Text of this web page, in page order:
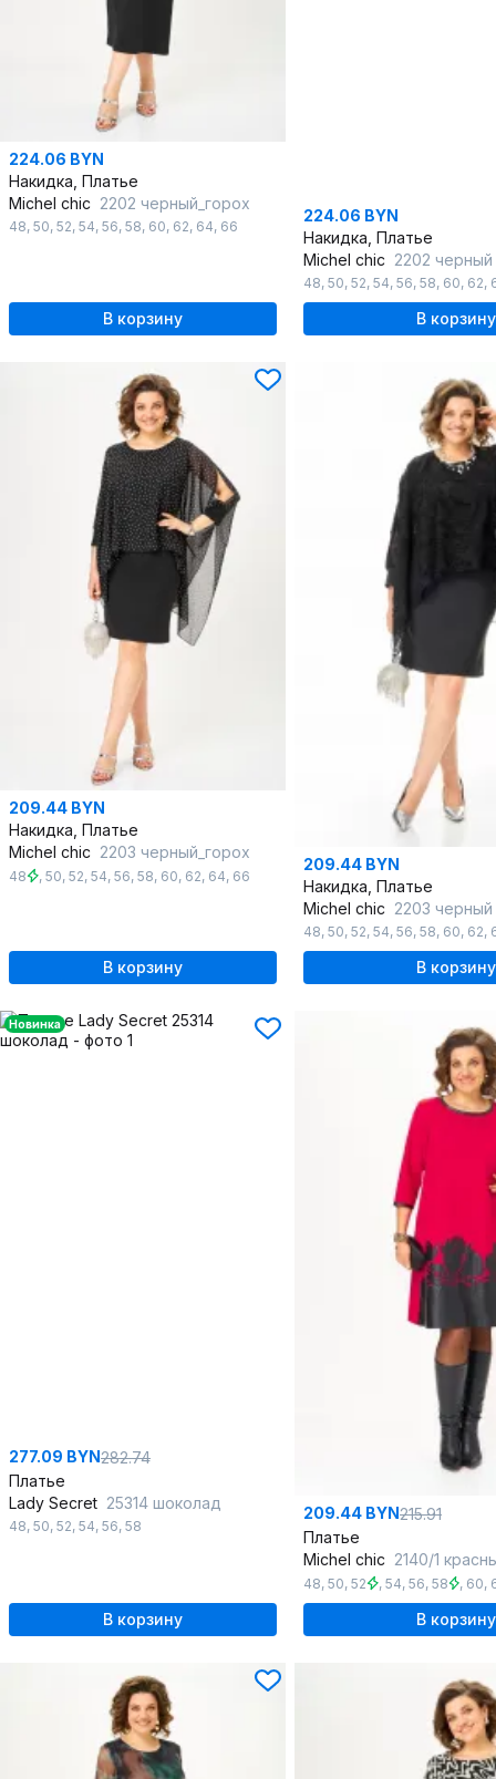
224.06 BYN
Накидка, Платье
Michel chic 2202 черный_горох
48, 50, 52, 54, 56, 58, 60, 62, 64, 66
В корзину
224.06 BYN
Накидка, Платье
Michel chic 2202 черный
48, 50, 52, 54, 56, 58, 60, 62,
В корзину
209.44 BYN
Накидка, Платье
Michel chic 2203 черный_горох
48 , 50, 52, 54, 56, 58, 60, 62, 64, 66
В корзину
209.44 BYN
Накидка, Платье
Michel chic 2203 черный
48, 50, 52, 54, 56, 58, 60, 62,
В корзину
Новинка
277.09 BYN282.74
Платье
Lady Secret 25314 шоколад
48, 50, 52, 54, 56, 58
В корзину
209.44 BYN215.91
Платье
Michel chic 2140/1
48, 50, 52 , 54, 56, 58 , 60,
В корзину